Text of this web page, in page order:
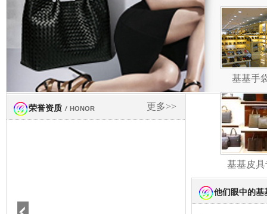
基基手
基基皮
更多>>
荣誉资质 / HONOR
他们眼中的基